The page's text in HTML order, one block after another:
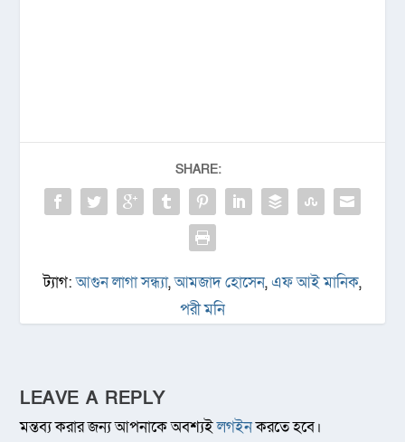
SHARE:
ট্যাগ:আগুন লাগা সন্ধ্যা,আমজাদ হোসেন,এফ আই মানিক,
পরী মনি
LEAVE A REPLY
মন্তব্য করার জন্য আপনাকে অবশ্যইলগইনকরতে হবে।